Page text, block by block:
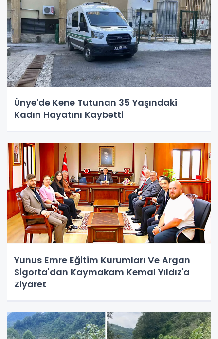
Ünye'de Kene Tutunan 35 Yaşındaki
Kadın Hayatını Kaybetti
Yunus Emre Eğitim Kurumları Ve Argan
Sigorta'dan Kaymakam Kemal Yıldız'a
Ziyaret